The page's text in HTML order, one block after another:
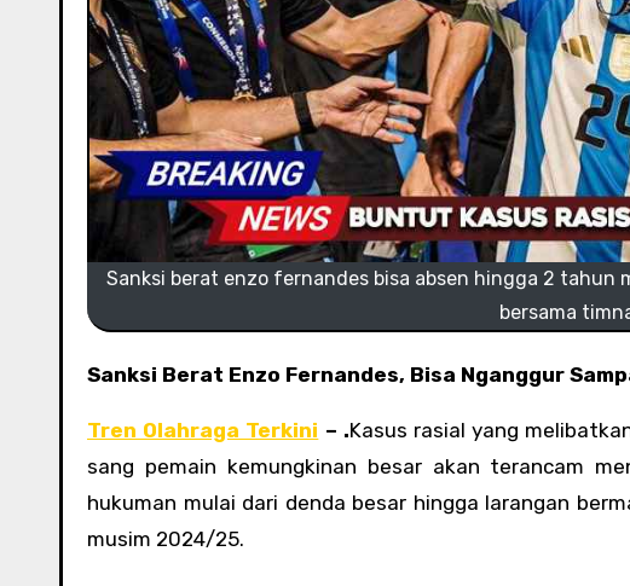
Sanksi berat enzo fernandes bisa absen hingga 2
bersama
Sanksi Berat Enzo Fernandes, Bisa Nganggur
Tren Olahraga Terkini – .Kasus rasial yang
sang pemain kemungkinan besar akan terancam
hukuman mulai dari denda besar hingga larangan
musim 2024/25.